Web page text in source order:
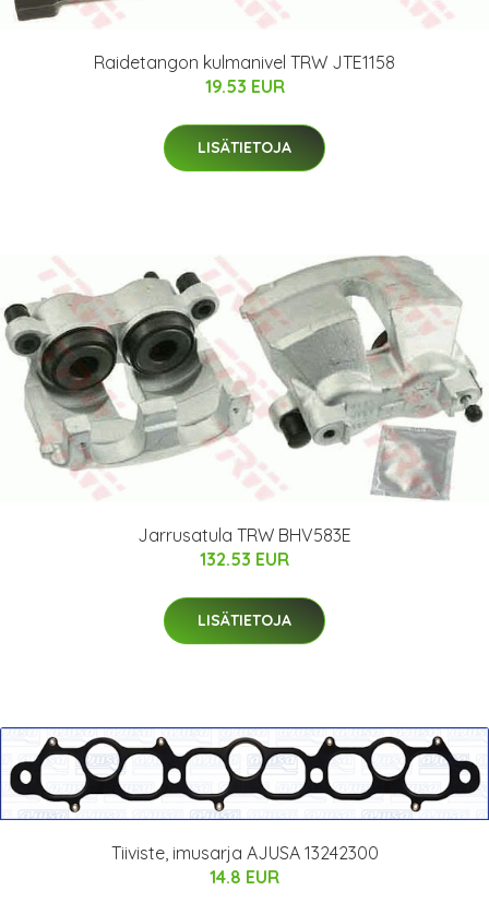
Raidetangon kulmanivel TRW JTE1158
19.53 EUR
LISÄTIETOJA
Jarrusatula TRW BHV583E
132.53 EUR
LISÄTIETOJA
Tiiviste, imusarja AJUSA 13242300
14.8 EUR